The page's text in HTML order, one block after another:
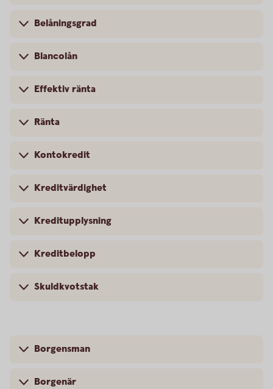
Belåningsgrad
Blancolån
Effektiv ränta
Ränta
Kontokredit
Kreditvärdighet
Kreditupplysning
Kreditbelopp
Skuldkvotstak
Borgensman
Borgenär